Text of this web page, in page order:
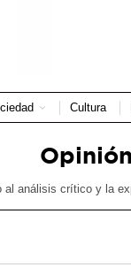
Cultura
Opinión
al análisis crítico y la